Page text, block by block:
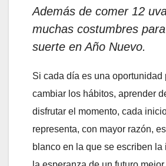
Además de comer 12
muchas costumbres
suerte en Año Nuevo.
Si cada día es una oportunidad
cambiar los hábitos, aprender
disfrutar el momento, cada
representa, con mayor razón,
blanco en la que se escriben la